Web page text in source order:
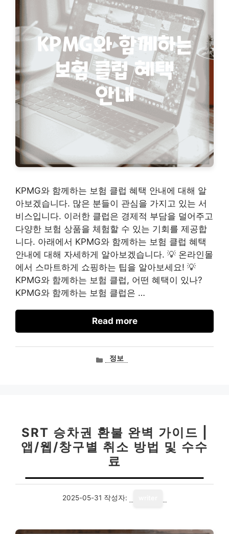
KPMG와 함께하는 보험 클럽 혜택 안내에 대해 알
아보겠습니다. 많은 분들이 관심을 가지고 있는 서
비스입니다. 이러한 클럽은 경제적 부담을 덜어주고
다양한 보험 상품을 체험할 수 있는 기회를 제공합
니다. 아래에서 KPMG와 함께하는 보험 클럽 혜택
안내에 대해 자세하게 알아보겠습니다. 💡 온라인몰
에서 스마트하게 쇼핑하는 팁을 알아보세요! 💡
KPMG와 함께하는 보험 클럽, 어떤 혜택이 있나?
KPMG와 함께하는 보험 클럽은 …
Read more
카정보
SRT 승차권 환불 완벽 가이드 |
앱/웹/창구별 취소 방법 및 수수
료
2025-05-31 작성자: